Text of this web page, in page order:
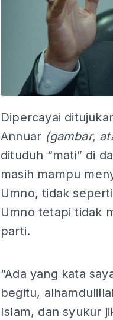
Dipercayai
Annuar (gambar,
dituduh “mati” di
masih mampu
Umno, tidak
Umno tetapi tidak
parti.
“Ada yang kata
begitu,
Islam, dan syukur